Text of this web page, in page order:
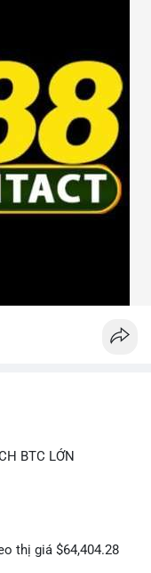
BTC LỚN
thị giá $64,404.28